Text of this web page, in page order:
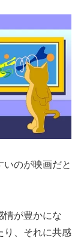
のが映画だと
情が豊かにな
り、それに共感